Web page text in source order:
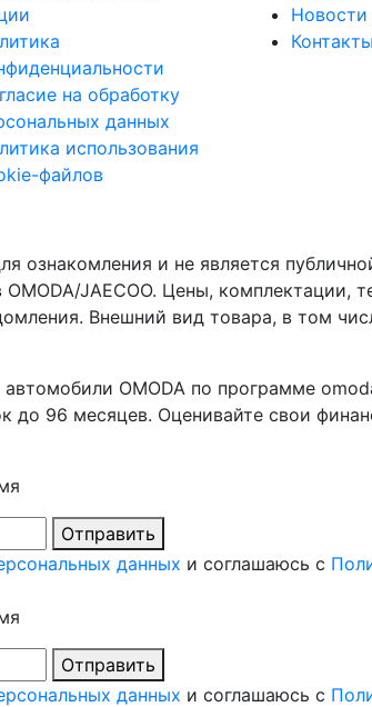
на обработку
данных
использования
файлов
Новости
Контакты
ознакомления и не является
JAECOO. Цены, комплектации,
Внешний вид товара, в том
OMODA по программе
до 96 месяцев. Оценивайте свои
Отправить
данных и соглашаюсь с
Отправить
данных и соглашаюсь с